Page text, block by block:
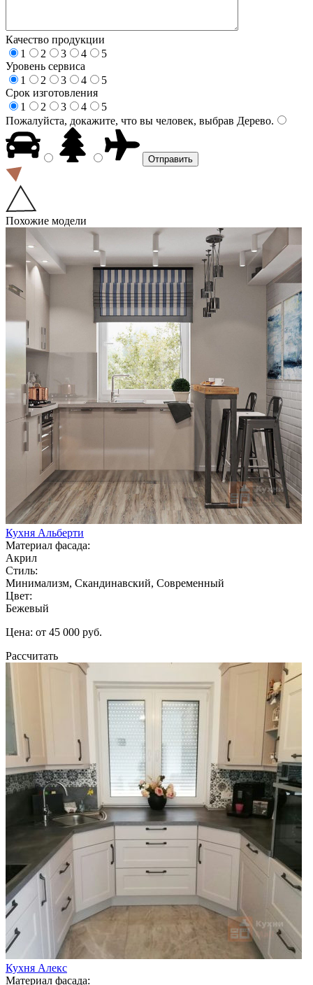
Качество продукции
1
2 3 4
5
Уровень сервиса
1
2 3 4
5
Срок изготовления
1
2 3 4
5
Пожалуйста, докажите, что вы человек, выбрав Дерево.
Похожие модели
Кухня Альберти
Материал фасада:
Акрил
Стиль:
Минимализм, Скандинавский, Современный
Цвет:
Бежевый
Цена: от 45 000 руб.
Рассчитать
Кухня Алекс
Материал фасада: